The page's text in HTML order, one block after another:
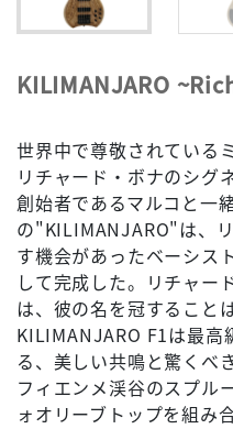
KILIMANJARO
世界中で尊敬されている
リチャード・ボナのシグ
創始者であるマルコと一
の"KILIMANJARO"は、
す機会があったベーシス
して完成した。リチャー
は、彼の名を冠すること
KILIMANJARO F1は最高
る、美しい共鳴と驚くべ
フィエンメ渓谷のスプル
ォオリーブトップを組み